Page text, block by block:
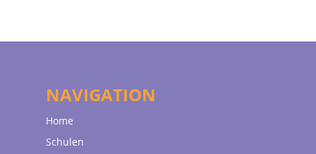
NAVIGATION
Home
Schulen